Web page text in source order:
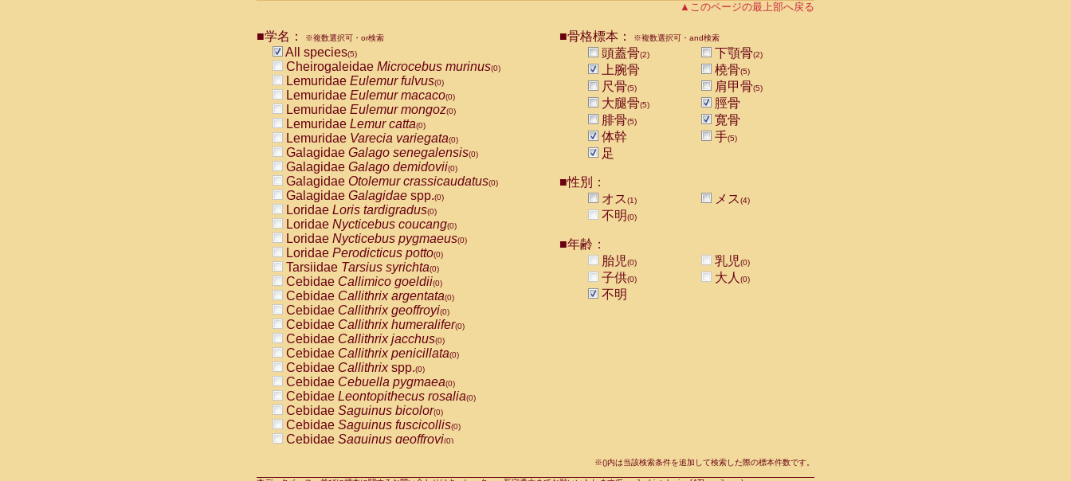
CercopithecidaePapio hamadryas
Cercopithecidae
CercopithecidaePapiospp. (0)
CercopithecidaeMandrillus leucophaeus
CercopithecidaeMandrillus sphinx
CercopithecidaeTheropithecus gelada
CercopithecidaeMacaca arctoides
CercopithecidaeMacaca assamensis
CercopithecidaeMacaca brunnescens
CercopithecidaeMacaca cyclopis
CercopithecidaeMacaca fascicularis(1)
CercopithecidaeMacaca fuscaca fuscata
CercopithecidaeMacaca fuscata yakui
CercopithecidaeMacaca fuscata
CercopithecidaeMacaca maura
CercopithecidaeMacaca mulatta
Cercopithecidae Macaca nemestrina
CercopithecidaeMacaca nigra
CercopithecidaeMacaca radiata
CercopithecidaeMacaca silenus
CercopithecidaeMacaca sinica
CercopithecidaeMacaca sylvanus
CercopithecidaeMacaca thibetana
CercopithecidaeMacaca tonkeana
CercopithecidaeMacacahybrid
CercopithecidaeMacaca spp.(0)
CercopithecidaeAllenopithecus nigroviridis
CercopithecidaeCercopithecus ascanius
CercopithecidaeCercopithecus ascanius schmidti
▲このページの最上部へ戻る
■学名： ※複数選択可・or検索
All species(5)
Cheirogaleidae Microcebus murinus(0)
Lemuridae Eulemur fulvus(0)
Lemuridae Eulemur macaco(0)
Lemuridae Eulemur mongoz(0)
Lemuridae Lemur catta(0)
Lemuridae Varecia variegata(0)
Galagidae Galago senegalensis(0)
Galagidae Galago demidovii(0)
Galagidae Otolemur crassicaudatus(0)
Galagidae Galagidae spp.(0)
Loridae Loris tardigradus(0)
Loridae Nycticebus coucang(0)
Loridae Nycticebus pygmaeus(0)
Loridae Perodicticus potto(0)
Tarsiidae Tarsius syrichta(0)
Cebidae Callimico goeldii(0)
Cebidae Callithrix argentata(0)
Cebidae Callithrix geoffroyi(0)
Cebidae Callithrix humeralifer(0)
Cebidae Callithrix jacchus(0)
Cebidae Callithrix penicillata(0)
Cebidae Callithrixspp.(0)
Cebidae Cebuella pygmaea(0)
Cebidae Leontopithecus rosalia(0)
Cebidae Saguinus bicolor(0)
Cebidae Saguinus fuscicollis(0)
Cebidae Saguinus geoffroyi(0)
■骨格標本： ※複数選択可・and検索
頭蓋骨(2) 下顎骨(2)
上腕骨 橈骨(5)
尺骨(5) 肩甲骨(5)
大腿骨(5)
脛骨
腓骨(5)
寛骨
体幹
手(5)
足
■性別：
オス(1) メス(4)
不明(0)
■年齢：
胎児(0) 乳児(0)
子供(0) 大人 (0)
不明
※()内は当該検索条件を追加して検索した際の標本件数です。